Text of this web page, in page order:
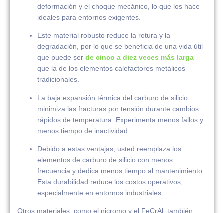
deformación y el choque mecánico, lo que los hace
ideales para entornos exigentes.
Este material robusto reduce la rotura y la
degradación, por lo que se beneficia de una vida útil
que puede ser de cinco a diez veces más larga
que la de los elementos calefactores metálicos
tradicionales.
La baja expansión térmica del carburo de silicio
minimiza las fracturas por tensión durante cambios
rápidos de temperatura. Experimenta menos fallos y
menos tiempo de inactividad.
Debido a estas ventajas, usted reemplaza los
elementos de carburo de silicio con menos
frecuencia y dedica menos tiempo al mantenimiento.
Esta durabilidad reduce los costos operativos,
especialmente en entornos industriales.
Otros materiales, como el nicromo y el FeCrAl, también